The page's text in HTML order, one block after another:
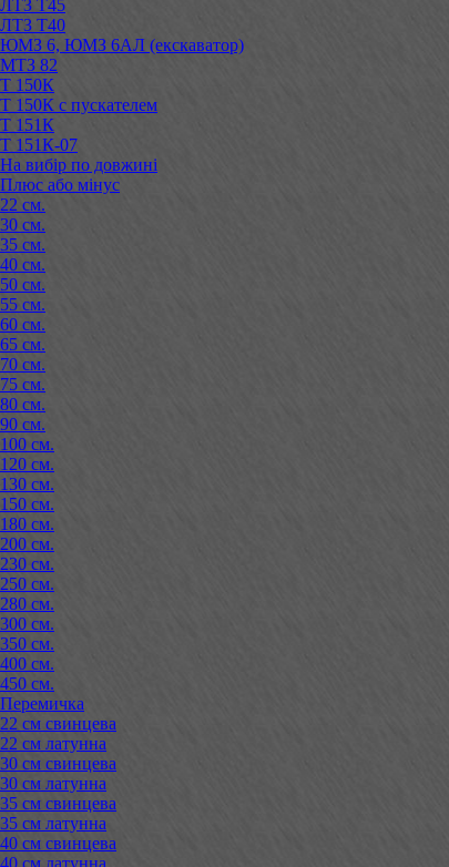
ЛТЗ Т45
ЛТЗ Т40
ЮМЗ 6, ЮМЗ 6АЛ (екскаватор)
МТЗ 82
Т 150К
Т 150К с пускателем
Т 151К
Т 151К-07
На вибір по довжині
Плюс або мінус
22 см.
30 см.
35 см.
40 см.
50 см.
55 см.
60 см.
65 см.
70 см.
75 см.
80 см.
90 см.
100 см.
120 см.
130 см.
150 см.
180 см.
200 см.
230 см.
250 см.
280 см.
300 см.
350 см.
400 см.
450 см.
Перемичка
22 см свинцева
22 см латунна
30 см свинцева
30 см латунна
35 см свинцева
35 см латунна
40 см свинцева